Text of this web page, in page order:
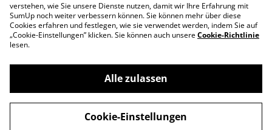
Pflege
Garantie und
Versand & Lieferung
Zahlung
Impressum
Datenschutz
Cookie-Richtlinie
verstehen, wie Sie unsere Dienste nutzen, damit wir Ihre Erfahrung mit
SumUp noch weiter verbessern können. Sie können mehr über diese
Cookies erfahren und festlegen, wie sie verwendet werden, indem Sie auf
„Cookie-Einstellungen” klicken. Sie können auch unsereCookie-Richtlinie
lesen.
Alle zulassen
Cookie-Einstellungen